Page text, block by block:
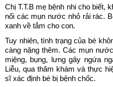
Chị T.T.B mẹ bệnh nhi cho biết,
nổi các mụn nước nhỏ rải rác.
xanh về tắm cho con.
Tuy nhiên, tình trạng của bé
càng nặng thêm. Các mụn
miệng, bụng, lưng gây ngứa
Liễu, qua thăm khám và thực
sĩ xác định bé bị bệnh chốc.